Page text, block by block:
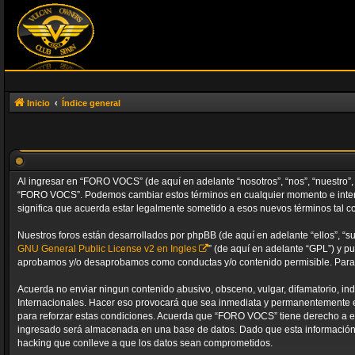
Inicio Índice general
Al ingresar en “FORO VOCS” (de aquí en adelante “nosotros”, “nos”,
“FORO VOCS”. Podemos cambiar estos términos en cualquier momento e
significa que acuerda estar legalmente sometido a esos nuevos términos tal
Nuestros foros están desarrollados por phpBB (de aquí en adelante “ellos”,
GNU General Public License v2 en Ingles
” (de aquí en adelante “GPL”) y
aprobamos y/o desaprobamos como conductas y/o contenido permisible.
Acuerda no enviar ningun contenido abusivo, obsceno, vulgar, difamatorio,
Internacionales. Hacer eso provocará que sea inmediata y
para reforzar estas condiciones. Acuerda que “FORO VOCS” tiene derecho
ingresado será almacenada en una base de datos. Dado que esta
hacking que conlleve a que los datos sean comprometidos.